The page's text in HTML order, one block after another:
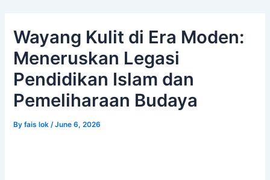
content
Wayang Kulit di Era Moden:
Meneruskan Legasi
Pendidikan Islam dan
Pemeliharaan Budaya
Byfais lok /June 6, 2026